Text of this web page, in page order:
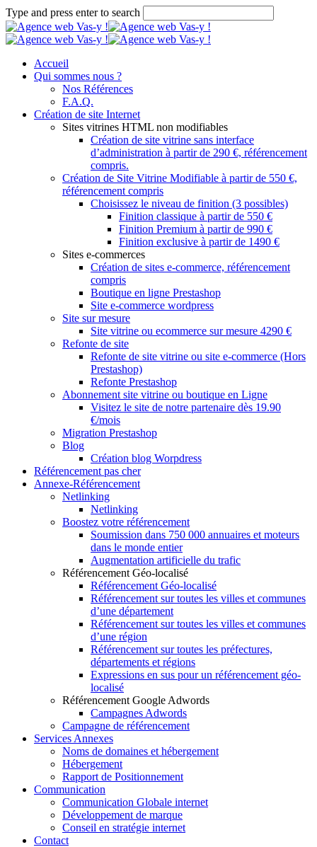
Type and press enter to search
Accueil
Qui sommes nous ?
Nos Références
F.A.Q.
Création de site Internet
Sites vitrines HTML non modifiables
Création de site vitrine sans interface
d’administration à partir de 290 €, référencement
compris.
Création de Site Vitrine Modifiable à partir de 550 €,
référencement compris
Choisissez le niveau de finition (3 possibles)
Finition classique à partir de 550 €
Finition Premium à partir de 990 €
Finition exclusive à partir de 1490 €
Sites e-commerces
Création de sites e-commerce, référencement
compris
Boutique en ligne Prestashop
Site e-commerce wordpress
Site sur mesure
Site vitrine ou ecommerce sur mesure 4290 €
Refonte de site
Refonte de site vitrine ou site e-commerce (Hors
Prestashop)
Refonte Prestashop
Abonnement site vitrine ou boutique en Ligne
Visitez le site de notre partenaire dès 19.90
€/mois
Migration Prestashop
Blog
Création blog Worpdress
Référencement pas cher
Annexe-Référencement
Netlinking
Netlinking
Boostez votre référencement
Soumission dans 750 000 annuaires et moteurs
dans le monde entier
Augmentation artificielle du trafic
Référencement Géo-localisé
Référencement Géo-localisé
Référencement sur toutes les villes et communes
d’une département
Référencement sur toutes les villes et communes
d’une région
Référencement sur toutes les préfectures,
départements et régions
Expressions en sus pour un référencement géo-
localisé
Référencement Google Adwords
Campagnes Adwords
Campagne de référencement
Services Annexes
Noms de domaines et hébergement
Hébergement
Rapport de Positionnement
Communication
Communication Globale internet
Développement de marque
Conseil en stratégie internet
Contact